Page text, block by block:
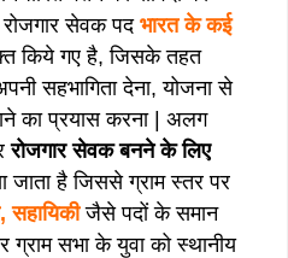
सेवक पद भारत के कई
किये गए है, जिसके तहत
सहभागिता देना, योजना से
का प्रयास करना | अलग
रोजगार सेवक बनने के लिए
जाता है जिससे ग्राम स्तर पर
सहायिकीजैसे पदों के समान
सभा के युवा को स्थानीय